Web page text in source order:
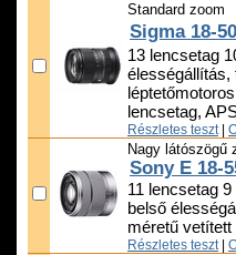
Standard zoom
Sigma 18-
13 lencsetag
élességállítás,
lencsetag,
Részletes teszt
Nagy látószögű
Sony E 18-
11 lencsetag
belső
méretű vetített
Részletes teszt